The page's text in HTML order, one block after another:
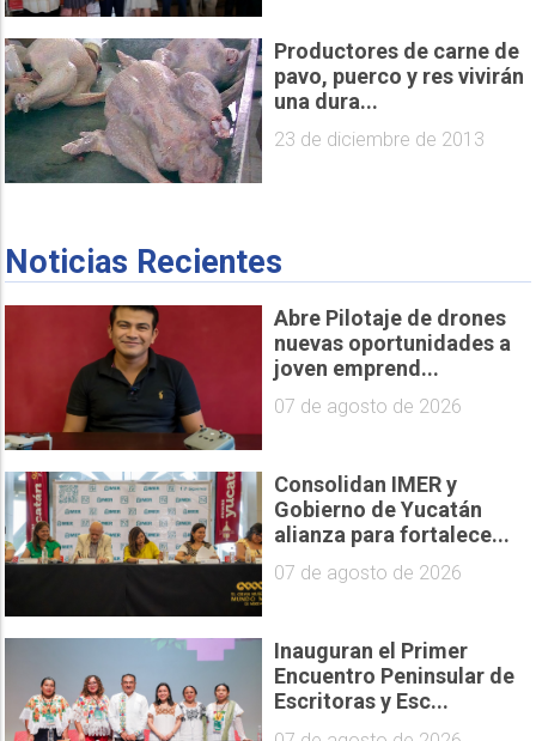
Productores de carne de
pavo, puerco y res vivirán
una dura...
23 de diciembre de 2013
Noticias Recientes
Abre Pilotaje de drones
nuevas oportunidades a
joven emprend...
07 de agosto de 2026
Consolidan IMER y
Gobierno de Yucatán
alianza para fortalece...
07 de agosto de 2026
Inauguran el Primer
Encuentro Peninsular de
Escritoras y Esc...